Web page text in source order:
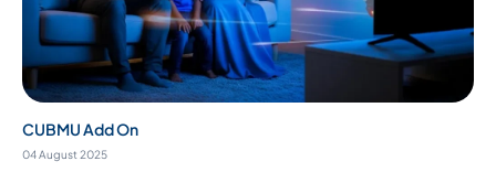
CUBMU Add On
04 August 2025